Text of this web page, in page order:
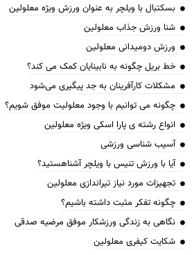
بسکتبال با ویلچر به عنوان ورزش ویژه معلولین
شنا ورزش جذاب معلولین
ورزش دومیدانی معلولین
خط بریل چگونه به نابینایان کمک می کند؟
مشکلات کارآفرینان به جد پیگیری می‌شود
چگونه می توانیم با وجود معلولیت موفق شویم؟
انواع رشته ی پارا اسکی ویژه معلولین
آسیب شناسی ورزشی
آیا با ورزش تنیس با ویلچر آشناهستید؟
تجهیزات مورد نیاز تیراندازی معلولین
چگونه تفکر مثبت داشته باشیم؟
نگاهی به زندگی ورزشکار موفق مرضیه صدقی
شکایت کیفری معلولین